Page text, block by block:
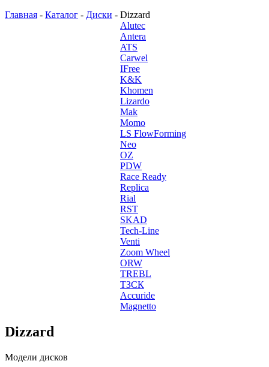
Главная - Каталог - Диски - Dizzard
Alutec
Antera
ATS
Carwel
IFree
K&K
Khomen
Lizardo
Mak
Momo
LS FlowForming
Neo
OZ
PDW
Race Ready
Replica
Rial
RST
SKAD
Tech-Line
Venti
Zoom Wheel
ORW
TREBL
ТЗСК
Accuride
Magnetto
Dizzard
Модели дисков